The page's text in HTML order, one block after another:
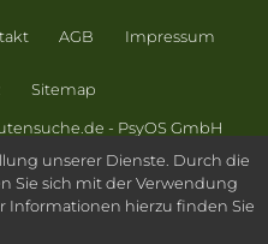
AGB Impressum
Sitemap
- PsyOS GmbH
unserer Dienste. Durch die
Sie sich mit der Verwendung
Informationen hierzu finden Sie